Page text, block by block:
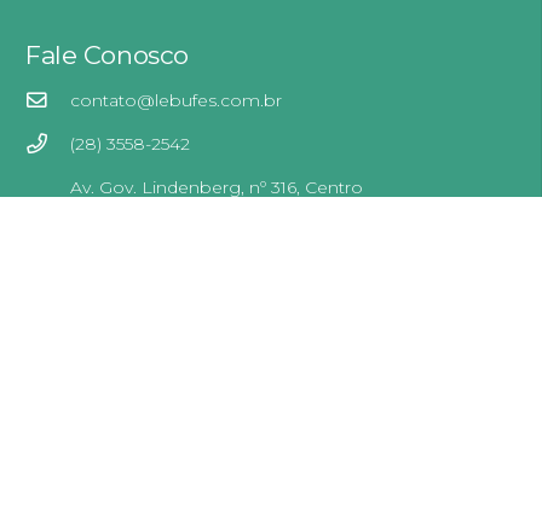
Fale Conosco
contato@lebufes.com.br
(28) 3558-2542
Av. Gov. Lindenberg, nº 316, Centro